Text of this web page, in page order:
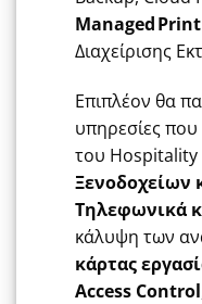
ManagedPrint
Διαχείρισης
Επιπλέον θα
υπηρεσίες που
του Hospitality
Ξενοδοχείων
Τηλεφωνικά
κάλυψη των
κάρτας
Access Control